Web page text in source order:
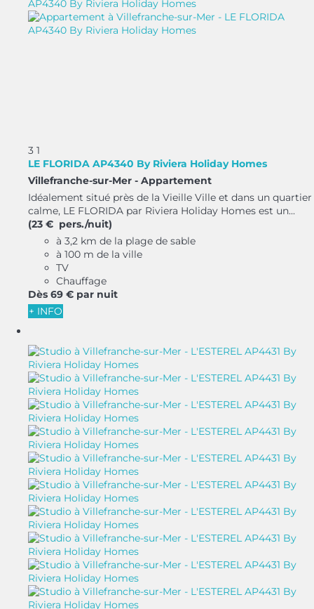
3 1
LE FLORIDA AP4340 By Riviera Holiday Homes
Villefranche-sur-Mer - Appartement
Idéalement situé près de la Vieille Ville et dans un quartier
calme, LE FLORIDA par Riviera Holiday Homes est un...
(23 € pers./nuit)
à 3,2 km de la plage de sable
à 100 m de la ville
TV
Chauffage
Dès 69 € par nuit
+ INFO